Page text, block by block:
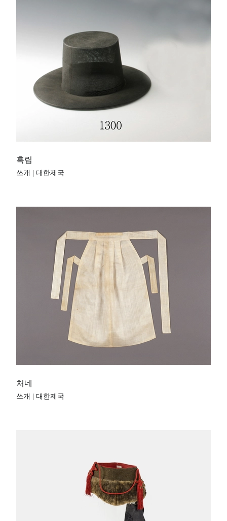
흑립
쓰개 | 대한제국
처네
쓰개 | 대한제국